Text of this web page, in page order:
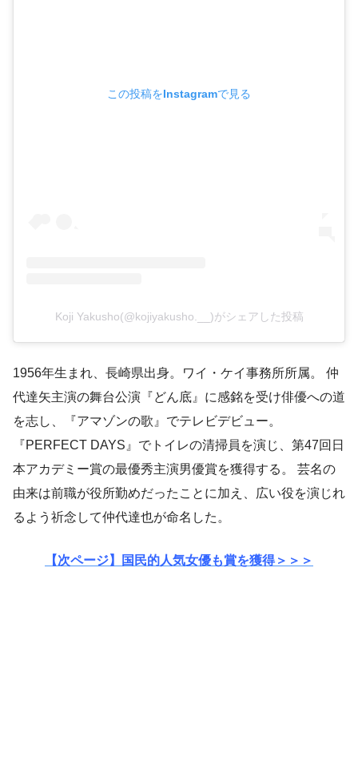
この投稿をInstagramで見る
Koji Yakusho(@kojiyakusho.__)がシェアした投稿
1956年生まれ、長崎県出身。ワイ・ケイ事務所所属。 仲
代達矢主演の舞台公演『どん底』に感銘を受け俳優への道
を志し、『アマゾンの歌』でテレビデビュー。
『PERFECT DAYS』でトイレの清掃員を演じ、第47回日
本アカデミー賞の最優秀主演男優賞を獲得する。 芸名の
由来は前職が役所勤めだったことに加え、広い役を演じれ
るよう祈念して仲代達也が命名した。
【次ページ】国民的人気女優も賞を獲得＞＞＞